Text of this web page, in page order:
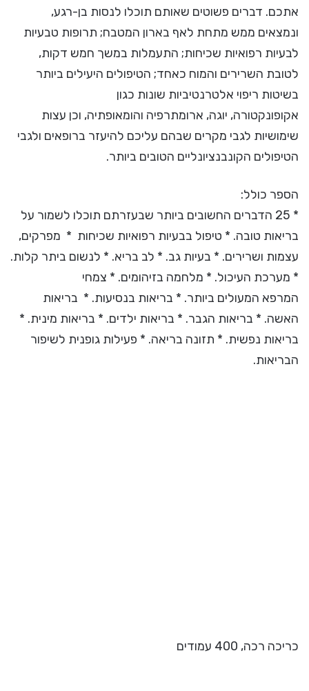
אתכם. דברים פשוטים שאותם תוכלו לנסות בן-רגע,
ונמצאים ממש מתחת לאף בארון המטבח; תרופות טבעיות
לבעיות רפואיות שכיחות; התעמלות במשך חמש דקות,
לטובת השרירים והמוח כאחד; הטיפולים היעילים ביותר
בשיטות ריפוי אלטרנטיביות שונות כגון
אקופונקטורה, יוגה, ארומתרפיה והומאופתיה, וכן עצות
שימושיות לגבי מקרים שבהם עליכם להיעזר ברופאים ולגבי
הטיפולים הקונבנציונליים הטובים ביותר.
הספר כולל:
* 25 הדברים החשובים ביותר שבעזרתם תוכלו לשמור על
בריאות טובה. * טיפול בבעיות רפואיות שכיחות * מפרקים,
עצמות ושרירים. * בעיות גב. * לב בריא. * לנשום ביתר קלות.
* מערכת העיכול. * מלחמה בזיהומים. * צמחי
המרפא המעולים ביותר. * בריאות בנסיעות. * בריאות
האשה. * בריאות הגבר. * בריאות ילדים. * בריאות מינית. *
בריאות נפשית. * תזונה בריאה. * פעילות גופנית לשיפור
הבריאות.
כריכה רכה, 400 עמודים